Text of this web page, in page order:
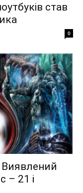
став
0
– 21 і